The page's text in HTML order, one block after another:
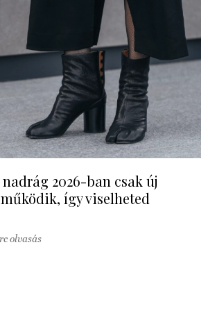
2026-ban csak új
így viselheted
olvasás